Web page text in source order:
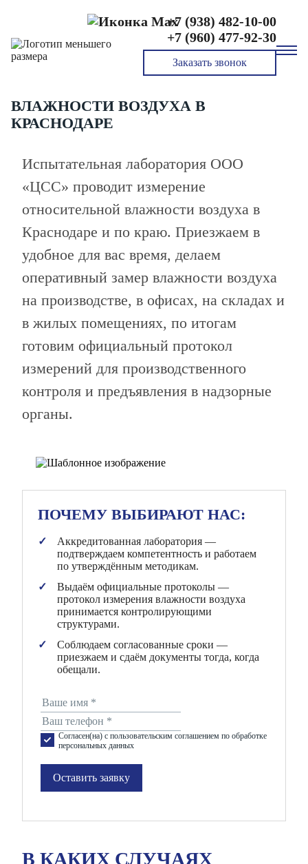
+7 (938) 482-10-00
+7 (960) 477-92-30
Заказать звонок
Воздух
Измерение относительной влажности воздуха
ВЛАЖНОСТИ ВОЗДУХА В
КРАСНОДАРЕ
Испытательная лаборатория ООО
«ЦСС» проводит измерение
относительной влажности воздуха в
Краснодаре и по краю. Приезжаем в
удобное для вас время, делаем
оперативный замер влажности воздуха
на производстве, в офисах, на складах и
в жилых помещениях, по итогам
готовим официальный протокол
измерений для производственного
контроля и предъявления в надзорные
органы.
ПОЧЕМУ ВЫБИРАЮТ НАС:
Аккредитованная лаборатория —
подтверждаем компетентность и работаем
по утверждённым методикам.
Выдаём официальные протоколы —
протокол измерения влажности воздуха
принимается контролирующими
структурами.
Соблюдаем согласованные сроки —
приезжаем и сдаём документы тогда, когда
обещали.
Согласен(на) с пользовательским соглашением по обработке
персональных данных
Оставить заявку
В КАКИХ СЛУЧАЯХ